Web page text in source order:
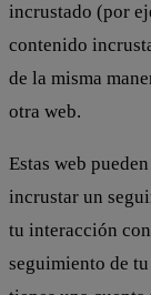
incrustado (por
contenido
de la misma
otra web.
Estas web
incrustar un
tu interacción
seguimiento de